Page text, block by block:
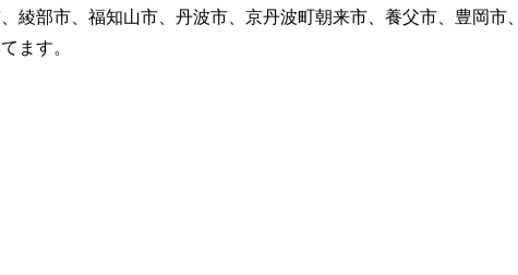
綾部市、福知山市、丹波市、京丹波町朝来市、養父市、豊岡市
ます。